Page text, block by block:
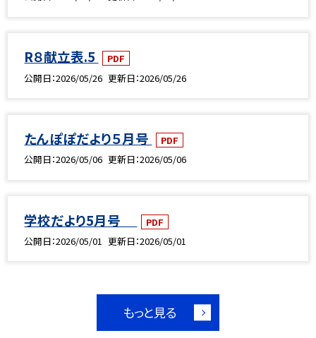
R８献立表.5
PDF
公開日 2026/05/26 更新日 2026/05/26
たんぽぽだより５月号
PDF
公開日 2026/05/06 更新日 2026/05/06
学校だより5月号
PDF
公開日 2026/05/01 更新日 2026/05/01
もっと見る